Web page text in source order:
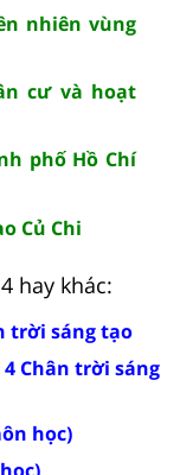
nhiên vùng
cư và hoạt
phố Hồ Chí
Củ Chi
hay khác:
trời sáng tạo
Chân trời sáng
học)